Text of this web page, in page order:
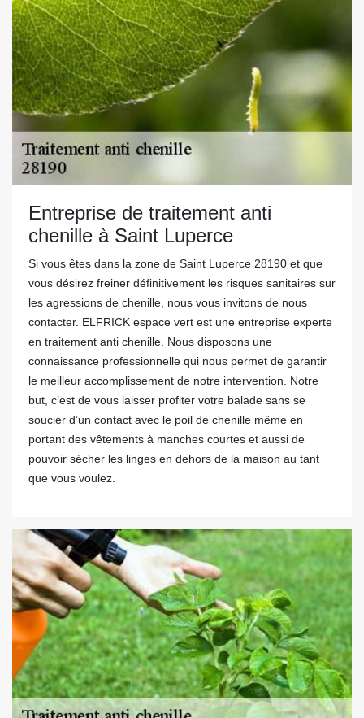
Entreprise de traitement anti
chenille à Saint Luperce
Si vous êtes dans la zone de Saint Luperce 28190 et que
vous désirez freiner définitivement les risques sanitaires sur
les agressions de chenille, nous vous invitons de nous
contacter. ELFRICK espace vert est une entreprise experte
en traitement anti chenille. Nous disposons une
connaissance professionnelle qui nous permet de garantir
le meilleur accomplissement de notre intervention. Notre
but, c’est de vous laisser profiter votre balade sans se
soucier d’un contact avec le poil de chenille même en
portant des vêtements à manches courtes et aussi de
pouvoir sécher les linges en dehors de la maison au tant
que vous voulez.